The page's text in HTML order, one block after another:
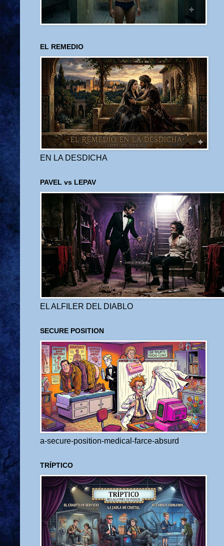
EL REMEDIO
EN LA DESDICHA
PAVEL vs LEPAV
EL ALFILER DEL DIABLO
SECURE POSITION
a-secure-position-medical-farce-absurd
TRÍPTICO